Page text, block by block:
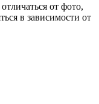
от фото,
в зависимости от